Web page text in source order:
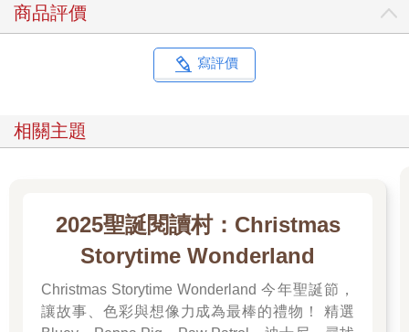
商品評價
寫評價
相關主題
2025聖誕閱讀村：Christmas
Storytime Wonderland
Christmas Storytime Wonderland 今年聖誕節，
讓故事、色彩與想像力成為最棒的禮物！ 精選